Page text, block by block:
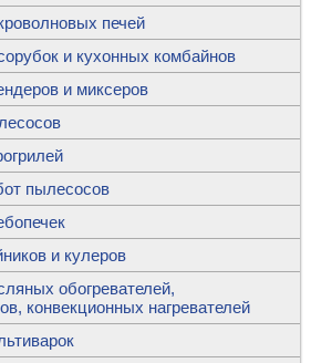
печей
и кухонных комбайнов
и миксеров
пылесосов
и кулеров
обогревателей,
конвекционных нагревателей